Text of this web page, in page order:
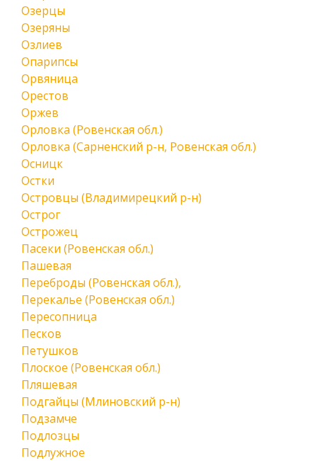
Озерцы
Озеряны
Озлиев
Опарипсы
Орвяница
Орестов
Оржев
Орловка (Ровенская обл.)
Орловка (Сарненский р-н, Ровенская обл.)
Осницк
Остки
Островцы (Владимирецкий р-н)
Острог
Острожец
Пасеки (Ровенская обл.)
Пашевая
Переброды (Ровенская обл.),
Перекалье (Ровенская обл.)
Пересопница
Песков
Петушков
Плоское (Ровенская обл.)
Пляшевая
Подгайцы (Млиновский р-н)
Подзамче
Подлозцы
Подлужное